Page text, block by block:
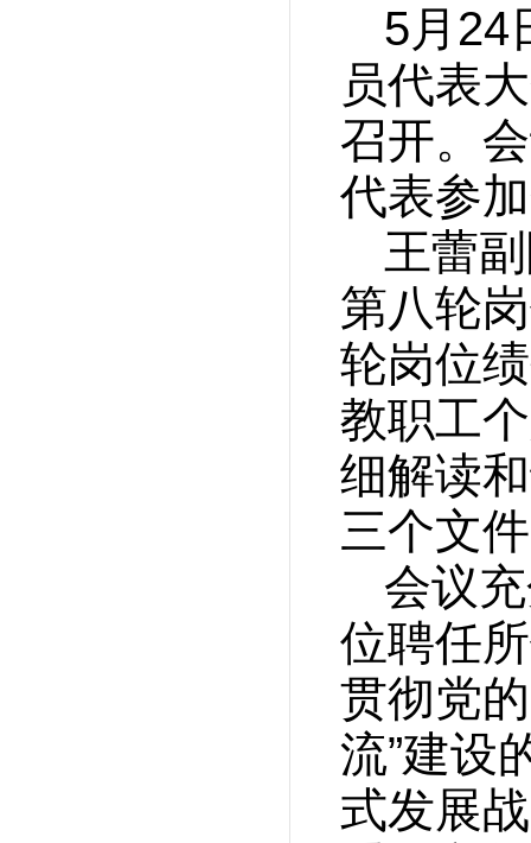
5月24
员代表
召开。
代表参
王蕾
第八轮
轮岗位
教职工
细解读
三个文
会议
位聘任
贯彻党
流”建设
式发展